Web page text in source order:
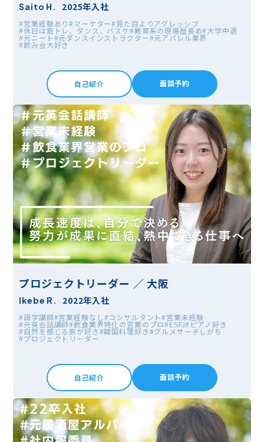
Saito H. 2025年入社
#営業経験あり#マーケター#見た目よりアグレッシブ
#休日は筋トレ、ダンス、バスケ#教育系の現場歴長め#大学中退
#元ニート#元ダンスインストラクター#元アパレル業界
#飲み会大好き
自己紹介 面談予約
プロジェクトリーダー ／ 大阪
Ikebe R. 2022年入社
#語学講師#営業経験なし#コンサルタント#営業未経験
#元英会話講師#飲食業界特化の営業のプロ#ESFJ#ピアノ好き
#自然を感じる旅が好き#韓国料理好き#グルメサーチしがち
#プロジェクトリーダー
自己紹介 面談予約